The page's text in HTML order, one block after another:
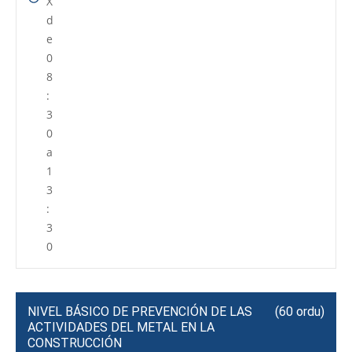
d
e
0
8
:
3
0
a
1
3
:
3
0
NIVEL BÁSICO DE PREVENCIÓN DE LAS
ACTIVIDADES DEL METAL EN LA
CONSTRUCCIÓN
(60 ordu)